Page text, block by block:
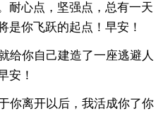
耐心点，坚强点，总有一天
是你飞跃的起点！早安！
给你自己建造了一座逃避人
安！
你离开以后，我活成你了你